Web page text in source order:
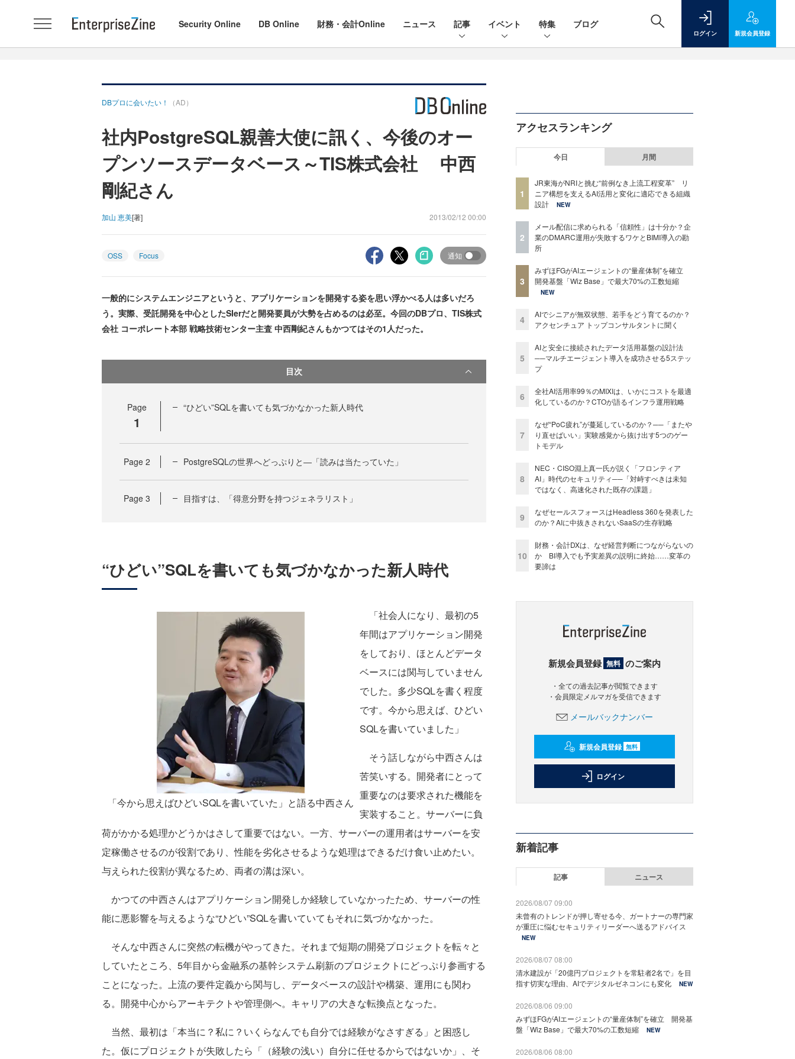
Security Online DB Online 財務・会計Online ニュース 記事 イベント 特集 ブログ
ログイン 新規会員登録
DBプロに会いたい！ （AD）
社内PostgreSQL親善大使に訊く、今後のオー
プンソースデータベース～TIS株式会社 中西
剛紀さん
加山 恵美[著] 2013/02/12 00:00
OSS Focus 通知
一般的にシステムエンジニアというと、アプリケーションを開発する姿を思い浮かべる人は多いだろ
う。実際、受託開発を中心としたSIerだと開発要員が大勢を占めるのは必至。今回のDBプロ、TIS株式
会社 コーポレート本部 戦略技術センター主査 中西剛紀さんもかつてはその1人だった。
目次
Page
1
“ひどい”SQLを書いても気づかなかった新人時代
Page 2 PostgreSQLの世界へどっぷりと―「読みは当たっていた」
Page 3 目指すは、「得意分野を持つジェネラリスト」
“ひどい”SQLを書いても気づかなかった新人時代
「今から思えばひどいSQLを書いていた」と語る中西さん
「社会人になり、最初の5
年間はアプリケーション開発
をしており、ほとんどデータ
ベースには関与していません
でした。多少SQLを書く程度
です。今から思えば、ひどい
SQLを書いていました」
そう話しながら中西さんは
苦笑いする。開発者にとって
重要なのは要求された機能を
実装すること。サーバーに負
荷がかかる処理かどうかはさして重要ではない。一方、サーバーの運用者はサーバーを安
定稼働させるのが役割であり、性能を劣化させるような処理はできるだけ食い止めたい。
与えられた役割が異なるため、両者の溝は深い。
かつての中西さんはアプリケーション開発しか経験していなかったため、サーバーの性
能に悪影響を与えるような“ひどい”SQLを書いていてもそれに気づかなかった。
そんな中西さんに突然の転機がやってきた。それまで短期の開発プロジェクトを転々と
していたところ、5年目から金融系の基幹システム刷新のプロジェクトにどっぷり参画する
ことになった。上流の要件定義から関与し、データベースの設計や構築、運用にも関わ
る。開発中心からアーキテクトや管理側へ。キャリアの大きな転換点となった。
当然、最初は「本当に？私に？いくらなんでも自分では経験がなさすぎる」と困惑し
た。仮にプロジェクトが失敗したら「（経験の浅い）自分に任せるからではないか」、そ
アクセスランキング
今日 月間
1
JR東海がNRIと挑む“前例なき上流工程変革” リ
ニア構想を支えるAI活用と変化に適応できる組織
設計
NEW
2
メール配信に求められる「信頼性」は十分か？企
業のDMARC運用が失敗するワケとBIMI導入の勘
所
3
みずほFGがAIエージェントの“量産体制”を確立
開発基盤「Wiz Base」で最大70%の工数短縮
NEW
4
AIでシニアが無双状態、若手をどう育てるのか？
アクセンチュア トップコンサルタントに聞く
5
AIと安全に接続されたデータ活用基盤の設計法
──マルチエージェント導入を成功させる5ステッ
プ
6
全社AI活用率99％のMIXIは、いかにコストを最適
化しているのか？CTOが語るインフラ運用戦略
7
なぜ“PoC疲れ”が蔓延しているのか？──「またや
り直せばいい」実験感覚から抜け出す5つのゲー
トモデル
8
NEC・CISO淵上真一氏が説く「フロンティア
AI」時代のセキュリティ──「対峙すべきは未知
ではなく、高速化された既存の課題」
9
なぜセールスフォースはHeadless 360を発表した
のか？AIに中抜きされないSaaSの生存戦略
10
財務・会計DXは、なぜ経営判断につながらないの
か BI導入でも予実差異の説明に終始……変革の
要諦は
新規会員登録 無料 のご案内
・全ての過去記事が閲覧できます
・会員限定メルマガを受信できます
メールバックナンバー
新規会員登録 無料
ログイン
新着記事
記事 ニュース
2026/08/07 09:00
未曾有のトレンドが押し寄せる今、ガートナーの専門家
が重圧に悩むセキュリティリーダーへ送るアドバイス
NEW
2026/08/07 08:00
清水建設が「20億円プロジェクトを常駐者2名で」を目
指す切実な理由、AIでデジタルゼネコンにも変化
NEW
2026/08/06 09:00
みずほFGがAIエージェントの“量産体制”を確立 開発基
盤「Wiz Base」で最大70%の工数短縮
NEW
2026/08/06 08:00